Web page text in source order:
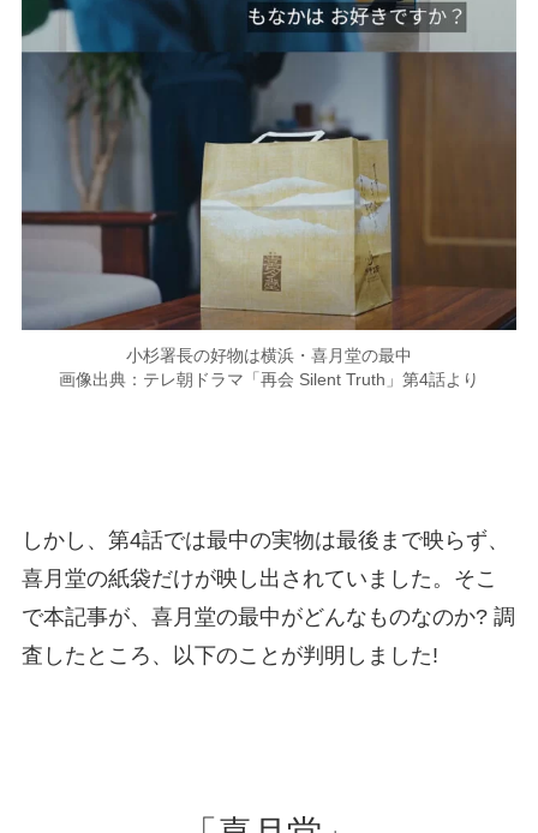
小杉署長の好物は横浜・喜月堂の最中
画像出典：テレ朝ドラマ「再会 Silent Truth」第4話より
しかし、第4話では最中の実物は最後まで映らず、
喜月堂の紙袋だけが映し出されていました。そこ
で本記事が、喜月堂の最中がどんなものなのか? 調
査したところ、以下のことが判明しました!